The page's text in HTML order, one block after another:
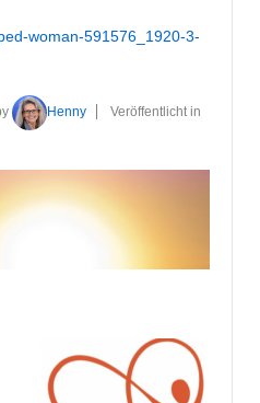
woman-591576_1920-3-
Henny
Veröffentlicht in